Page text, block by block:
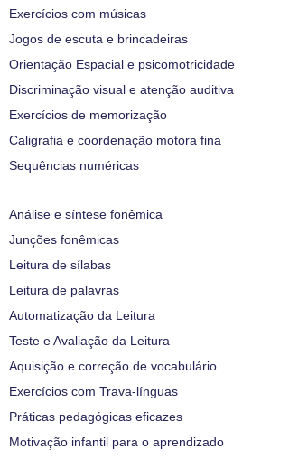
Exercícios com músicas
Jogos de escuta e brincadeiras
Orientação Espacial e psicomotricidade
Discriminação visual e atenção auditiva
Exercícios de memorização
Caligrafia e coordenação motora fina
Sequências numéricas
Análise e síntese fonêmica
Junções fonêmicas
Leitura de sílabas
Leitura de palavras
Automatização da Leitura
Teste e Avaliação da Leitura
Aquisição e correção de vocabulário
Exercícios com Trava-línguas
Práticas pedagógicas eficazes
Motivação infantil para o aprendizado